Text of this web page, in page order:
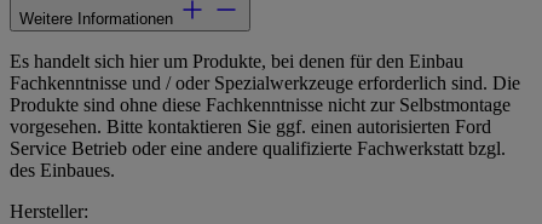
Weitere Informationen
Es handelt sich hier um Produkte, bei denen für den Einbau
Fachkenntnisse und / oder Spezialwerkzeuge erforderlich sind. Die
Produkte sind ohne diese Fachkenntnisse nicht zur Selbstmontage
vorgesehen. Bitte kontaktieren Sie ggf. einen autorisierten Ford
Service Betrieb oder eine andere qualifizierte Fachwerkstatt bzgl.
des Einbaues.
Hersteller: